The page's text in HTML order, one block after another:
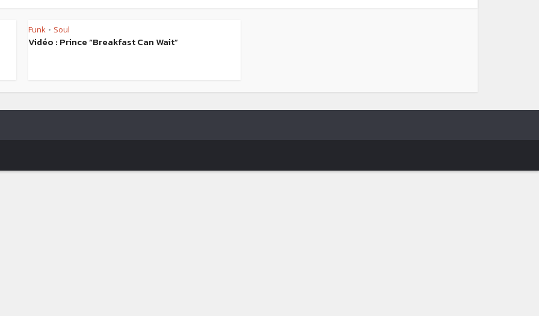
Funk • Soul
Vidéo : Prince “Breakfast Can Wait”